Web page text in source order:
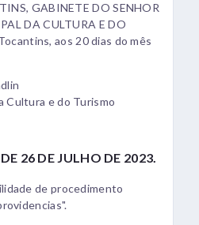
GABINETE DO SENHOR
DA CULTURA E DO
aos 20 dias do mês
Cultura e do Turismo
26 DE JULHO DE 2023.
de procedimento